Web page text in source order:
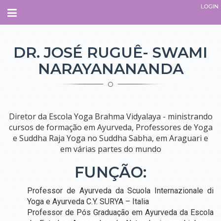
Navegação
LOGIN
EQUIPE
ADMINISTRATIVO
TERAPEUTAS
PROFESSORES
COMO CHEGAR
DR. JOSÉ RUGUÊ- SWAMI
NARAYANANANDA
Diretor da Escola Yoga Brahma Vidyalaya - ministrando
cursos de formação em Ayurveda, Professores de Yoga
e Suddha Raja Yoga no Suddha Sabha, em Araguari e
em várias partes do mundo
FUNÇÃO:
Professor de Ayurveda da Scuola Internazionale di
Yoga e Ayurveda C.Y. SURYA – Italia
Professor de Pós Graduação em Ayurveda da Escola